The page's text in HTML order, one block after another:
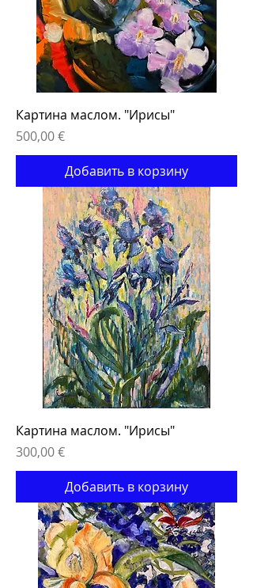
Картина маслом. "Ирисы"
Цена
500,00 €
Добавить в корзину
Картина маслом. "Ирисы"
Цена
300,00 €
Добавить в корзину